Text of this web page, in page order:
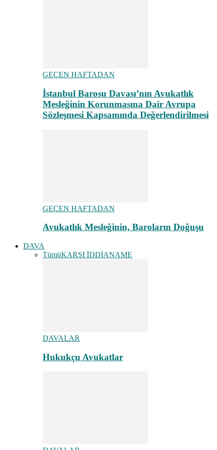
GEÇEN HAFTADAN
İstanbul Barosu Davası’nın Avukatlık
Mesleğinin Korunmasına Dair Avrupa
Sözleşmesi Kapsamında Değerlendirilmesi
GEÇEN HAFTADAN
Avukatlık Mesleğinin, Baroların Doğuşu
DAVA
TümüKARŞI İDDİANAME
DAVALAR
Hukukçu Avukatlar